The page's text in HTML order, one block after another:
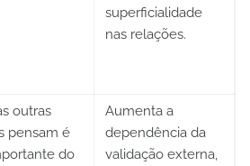
superficialidade
nas relações.
outras
pensam é
do
Aumenta a
dependência da
validação externa,